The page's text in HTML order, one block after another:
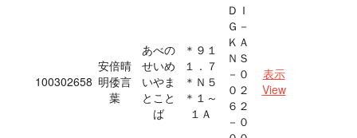
100302658
安倍晴
明倭言
葉
あべの
せいめ
いやま
とこと
ば
＊９１
１．７
＊Ｎ５
＊１～
１Ａ
ＤＩ
Ｇ－
ＫＡ
ＮＳ
－０
０２
６２
－０
表示
View